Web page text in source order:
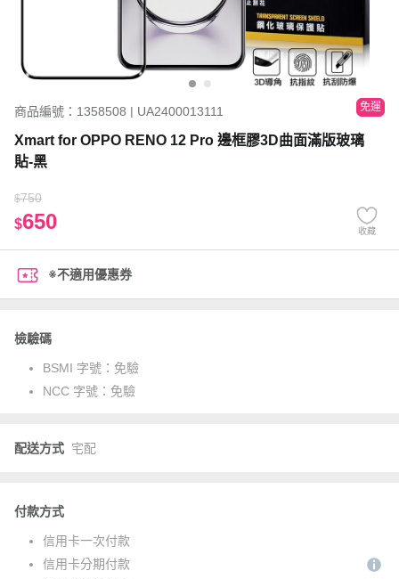
商品編號：1358508 | UA2400013111 免運
Xmart for OPPO RENO 12 Pro 邊框膠3D曲面滿版玻璃
貼-黑
$750
$650 收藏
※不適用優惠券
檢驗碼
BSMI 字號： 免驗
NCC 字號： 免驗
配送方式 宅配
付款方式
信用卡一次付款
信用卡分期付款